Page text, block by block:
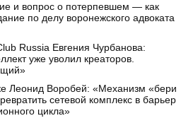
и вопрос о потерпевшем — как
по делу воронежского адвоката
Russia Евгения Чурбанова:
уже уволил креаторов.
Леонид Воробей: «Механизм «бери
сетевой комплекс в барьер
цикла»